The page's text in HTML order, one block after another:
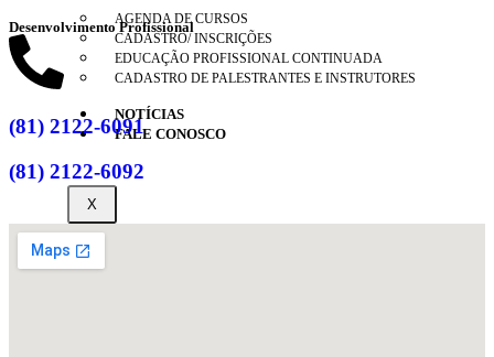
AGENDA DE CURSOS
CADASTRO/ INSCRIÇÕES
EDUCAÇÃO PROFISSIONAL CONTINUADA
CADASTRO DE PALESTRANTES E INSTRUTORES
NOTÍCIAS
FALE CONOSCO
X
Desenvolvimento Profissional
(81) 2122-6091
(81) 2122-6092